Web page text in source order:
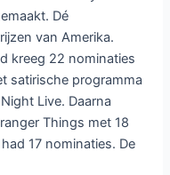
Dé
van Amerika.
kreeg 22 nominaties
satirische programma
Live. Daarna
Things met 18
17 nominaties. De